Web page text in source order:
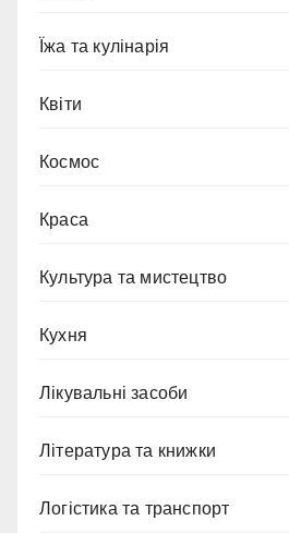
Їжа та кулінарія
Квіти
Космос
Краса
Культура та мистецтво
Кухня
Лікувальні засоби
Література та книжки
Логістика та транспорт